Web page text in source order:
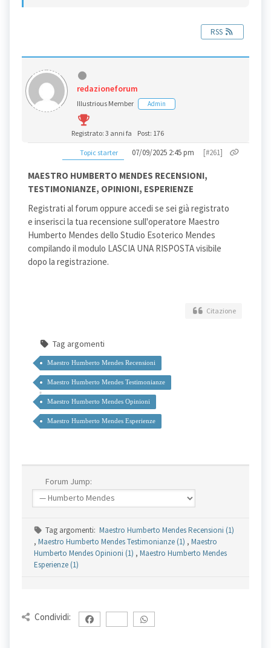
RSS
redazioneforum
Illustrious Member Admin
Registrato: 3 anni fa Post: 176
Topic starter 07/09/2025 2:45 pm [#261]
MAESTRO HUMBERTO MENDES RECENSIONI,
TESTIMONIANZE, OPINIONI, ESPERIENZE
Registrati al forum oppure accedi se sei già registrato
e inserisci la tua recensione sull'operatore Maestro
Humberto Mendes dello Studio Esoterico Mendes
compilando il modulo LASCIA UNA RISPOSTA visibile
dopo la registrazione.
Citazione
Tag argomenti
Maestro Humberto Mendes Recensioni
Maestro Humberto Mendes Testimonianze
Maestro Humberto Mendes Opinioni
Maestro Humberto Mendes Esperienze
Forum Jump:
Tag argomenti:Maestro Humberto Mendes Recensioni (1)
, Maestro Humberto Mendes Testimonianze (1) , Maestro
Humberto Mendes Opinioni (1) , Maestro Humberto Mendes
Esperienze (1)
Condividi: